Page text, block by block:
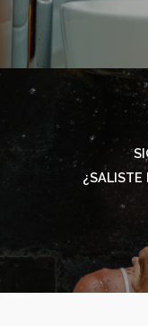
¿SALISTE